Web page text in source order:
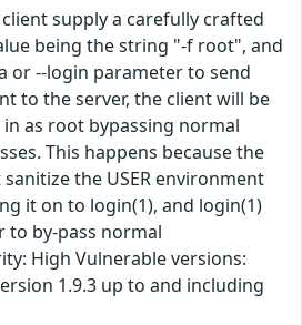
supply a carefully crafted
being the string "-f root", and
or --login parameter to send
to the server, the client will be
as root bypassing normal
This happens because the
the USER environment
it on to login(1), and login(1)
to by-pass normal
High Vulnerable versions:
1.9.3 up to and including